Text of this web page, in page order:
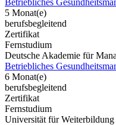
Betriebliches
5 Monat(e)
berufsbegleitend
Zertifikat
Fernstudium
Deutsche Akademie für
Betriebliches
6 Monat(e)
berufsbegleitend
Zertifikat
Fernstudium
Universität für